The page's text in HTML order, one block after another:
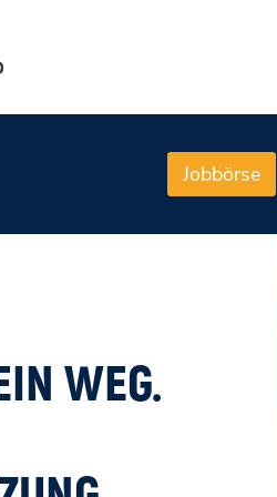
Jobbörse
WEG.